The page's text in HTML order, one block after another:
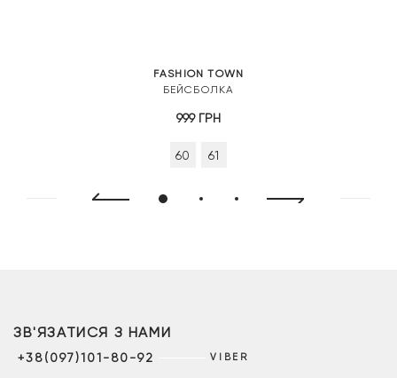
FASHION TOWN
БЕЙСБОЛКА
999 ГРН
60 61
ЗВ'ЯЗАТИСЯ З НАМИ
+38(097)101-80-92 VIBER